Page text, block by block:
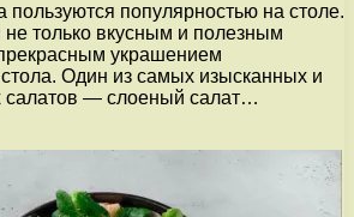
пользуются популярностью на столе.
только вкусным и полезным
украшением
стола. Один из самых изысканных и
салатов — слоеный салат…